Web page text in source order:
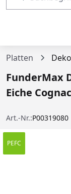
Platten
FunderMax
Eiche Cognac
Art.-Nr.:P00319080
PEFC